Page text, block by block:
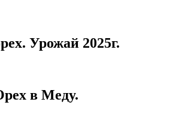
Урожай 2025г.
в Меду.